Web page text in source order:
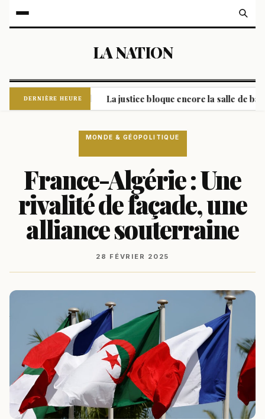
LA NATION
DERNIÈRE HEURE
Colombie | La justice bloque encore la salle de bal de
MONDE & GÉOPOLITIQUE
France-Algérie : Une
rivalité de façade, une
alliance souterraine
28 FÉVRIER 2025